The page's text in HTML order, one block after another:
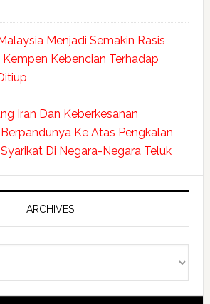
Menjadi Semakin Rasis
Kebencian Terhadap
Iran Dan Keberkesanan
Ke Atas Pengkalan
Di Negara-Negara Teluk
ARCHIVES